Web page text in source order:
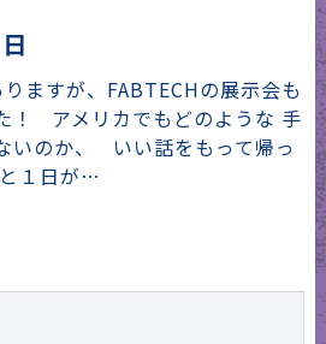
ますが、FABTECHの展示会も
！ アメリカでもどのような 手
いのか、 いい話をもって帰っ
１日が…